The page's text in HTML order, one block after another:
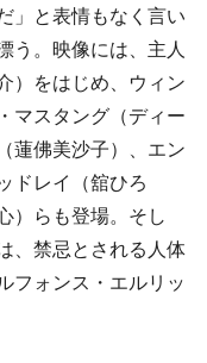
」と表情もなく言い
う。映像には、主人
）をはじめ、ウィン
マスタング（ディー
蓮佛美沙子）、エン
ドレイ（舘ひろ
）らも登場。そし
、禁忌とされる人体
フォンス・エルリッ